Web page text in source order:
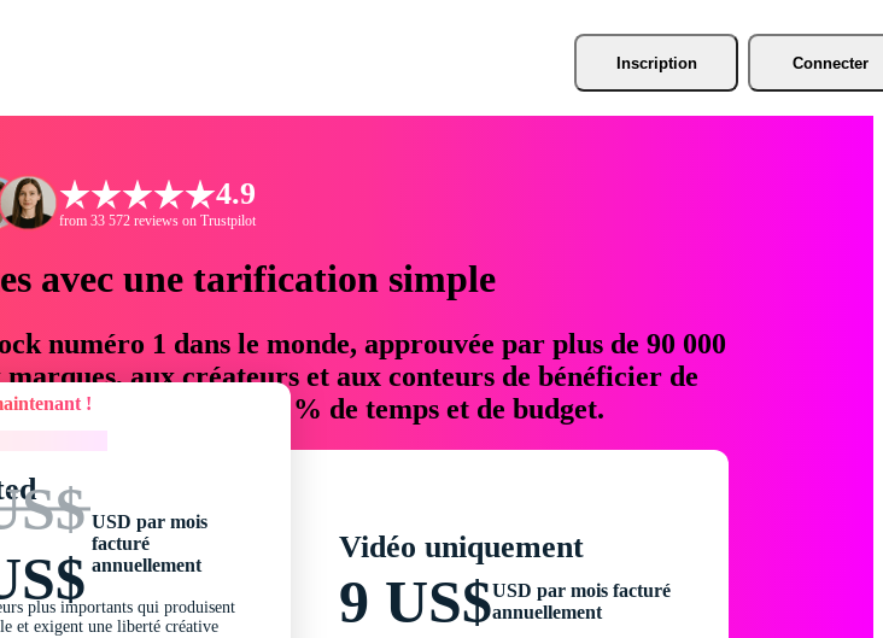
Inscription Connecter
4.9
from 33 572 reviews on Trustpilot
avec une tarification simple
numéro 1 dans le monde, approuvée par plus de 90 000
aux créateurs et aux conteurs de bénéficier de
jusqu'à 76 % de temps et de budget.
!
USD par mois
facturé
annuellement
plus importants qui produisent
et exigent une liberté créative
Vidéo uniquement
9 US$USD par mois facturé
annuellement